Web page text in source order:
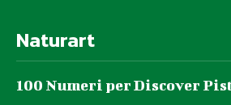
Naturart
100 Numeri per Discover